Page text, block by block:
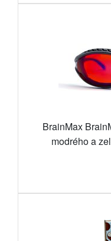
BrainMax
modrého a